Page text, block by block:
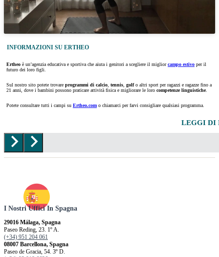
INFORMAZIONI SU ERTHEO
Ertheo è un’agenzia educativa e sportiva che aiuta i genitori a scegliere il migliorcampo estivo per il
futuro dei loro figli.
Sul nostro sito potete trovare programmi di calcio tennis golfo altri sport per ragazzi e ragazze fino a
21 anni, dove i bambini possono praticare attività fisica e migliorare le loro competenze linguistiche.
Potete consultare tutti i campi su Ertheo.com o chiamarci per farvi consigliare qualsiasi programma.
LEGGI DI
I Nostri Uffici In Spagna
29016 Málaga, Spagna
Paseo Reding, 23. 1º A.
(+34) 951 204 061
08007 Barcellona, ​​Spagna
Paseo de Gracia, 54. 3º D.